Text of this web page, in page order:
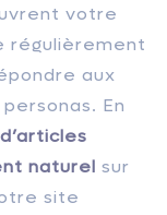
votre
régulièrement
aux
En
naturel sur
site